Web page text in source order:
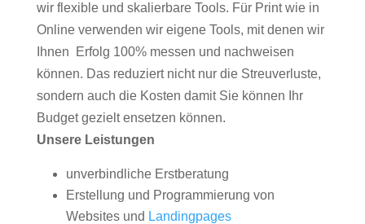
wir flexible und skalierbare Tools. Für Print wie in
Online verwenden wir eigene Tools, mit denen wir
Ihnen Erfolg 100% messen und nachweisen
können. Das reduziert nicht nur die Streuverluste,
sondern auch die Kosten damit Sie können Ihr
Budget gezielt ensetzen können.
Unsere Leistungen
unverbindliche Erstberatung
Erstellung und Programmierung von
Websites und Landingpages